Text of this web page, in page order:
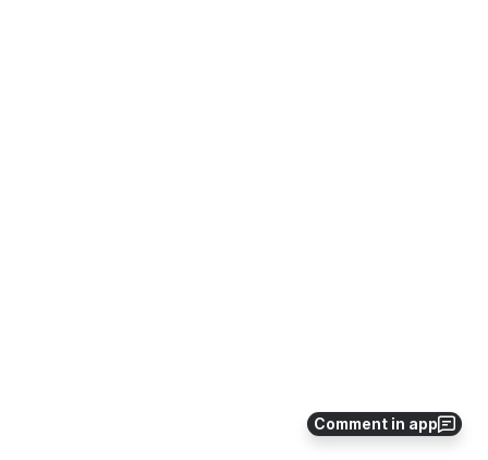
Comment in app